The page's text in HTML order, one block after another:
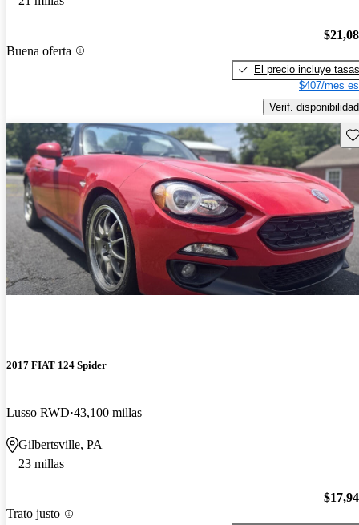
Buena oferta
El precio incluye tasas
$407/mes
Verif. disponibilidad
2017 FIAT 124 Spider
Lusso RWD 43,100 millas
Gilbertsville, PA
23 millas
Trato justo